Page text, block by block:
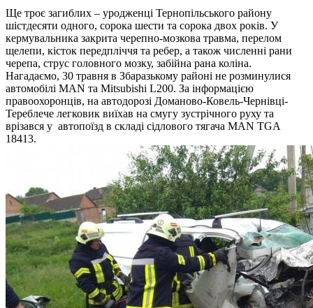
Ще троє загиблих – уродженці Тернопільського району
шістдесяти одного, сорока шести та сорока двох років. У
кермувальника закрита черепно-мозкова травма, перелом
щелепи, кісток передпліччя та ребер, а також численні рани
черепа, струс головного мозку, забійна рана коліна.
Нагадаємо, 30 травня в Збаразькому районі не розминулися
автомобілі MAN та Mitsubishi L200. За інформацією
правоохоронців, на автодорозі Доманово-Ковель-Чернівці-
Тереблече легковик виїхав на смугу зустрічного руху та
врізався у автопоїзд в складі сідлового тягача MAN TGA
18413.